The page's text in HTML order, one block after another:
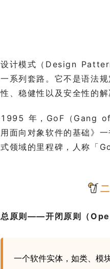
设计模式（Design
一系列套路。它不是语法
性、稳健性以及安全性的解
1995 年，GoF（Gang of
用面向对象软件的基础》
式领域的里程碑，人称「
总原则——开闭原则（
一个软件实体，如类、模